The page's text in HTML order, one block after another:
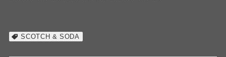
SCOTCH & SODA